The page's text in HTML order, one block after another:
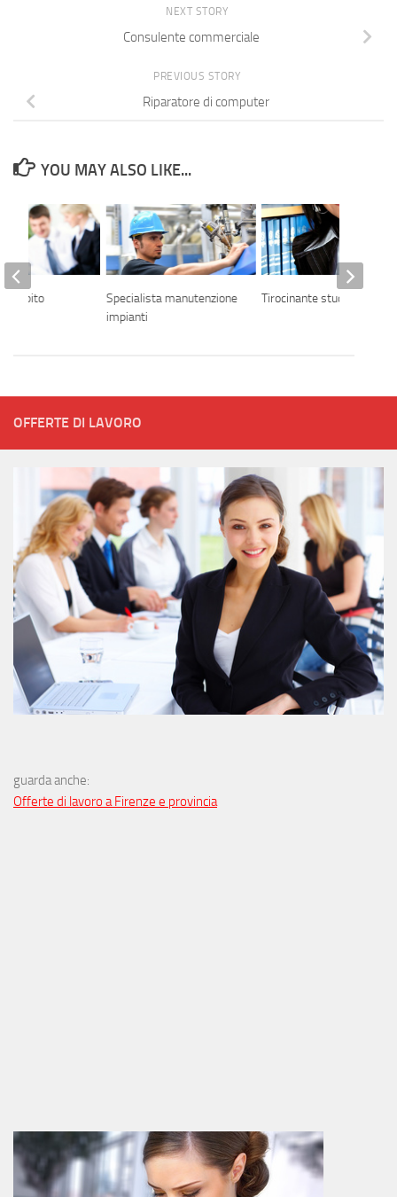
NEXT STORY
Consulente commerciale
PREVIOUS STORY
Riparatore di computer
YOU MAY ALSO LIKE...
Specialista manutenzione
impianti
Tirocinante studio legale
ambito
OFFERTE DI LAVORO
guarda anche:
Offerte di lavoro a Firenze e provincia